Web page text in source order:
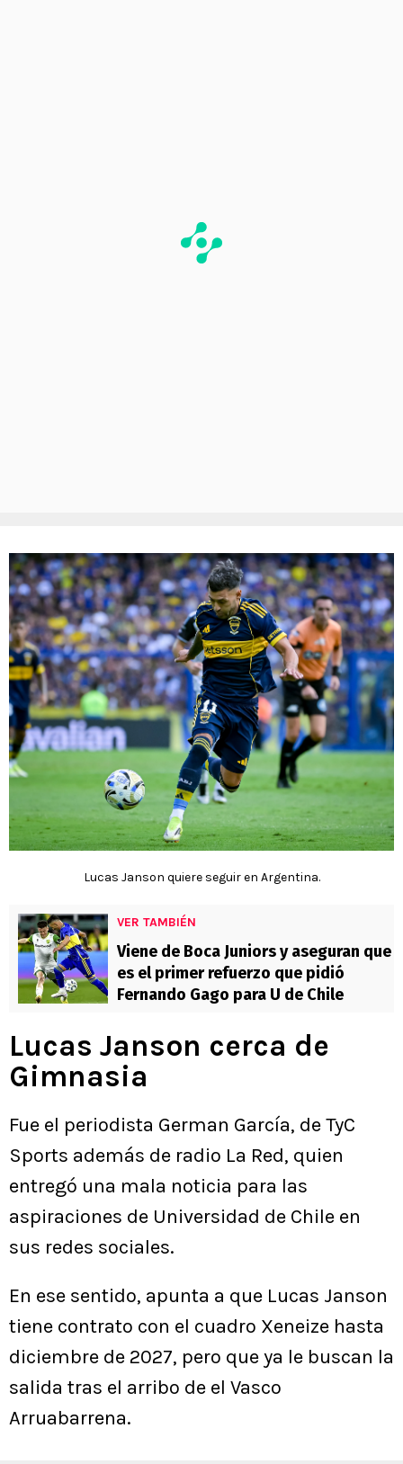
Lucas Janson quiere seguir en Argentina.
VER TAMBIÉN
Viene de Boca Juniors y aseguran que
es el primer refuerzo que pidió
Fernando Gago para U de Chile
Lucas Janson cerca de
Gimnasia
Fue el periodista German García, de TyC
Sports además de radio La Red, quien
entregó una mala noticia para las
aspiraciones de Universidad de Chile en
sus redes sociales.
En ese sentido, apunta a que Lucas Janson
tiene contrato con el cuadro Xeneize hasta
diciembre de 2027, pero que ya le buscan la
salida tras el arribo de el Vasco
Arruabarrena.